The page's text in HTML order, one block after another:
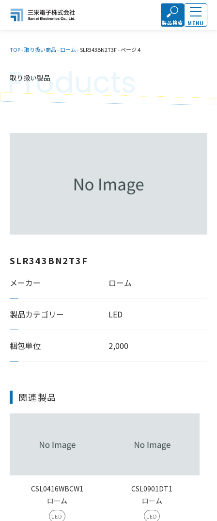
製品検索 MENU
TOP-取り扱い商品-ローム-SLR343BN2T3F-ページ 4
取り扱い製品
Products
SLR343BN2T3F
メーカー ローム
製品カテゴリー LED
梱包単位 2,000
関連製品
CSL0416WBCW1
ローム
LED
CSL0901DT1
ローム
LED